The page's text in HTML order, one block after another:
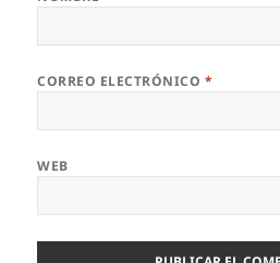
CORREO ELECTRÓNICO *
WEB